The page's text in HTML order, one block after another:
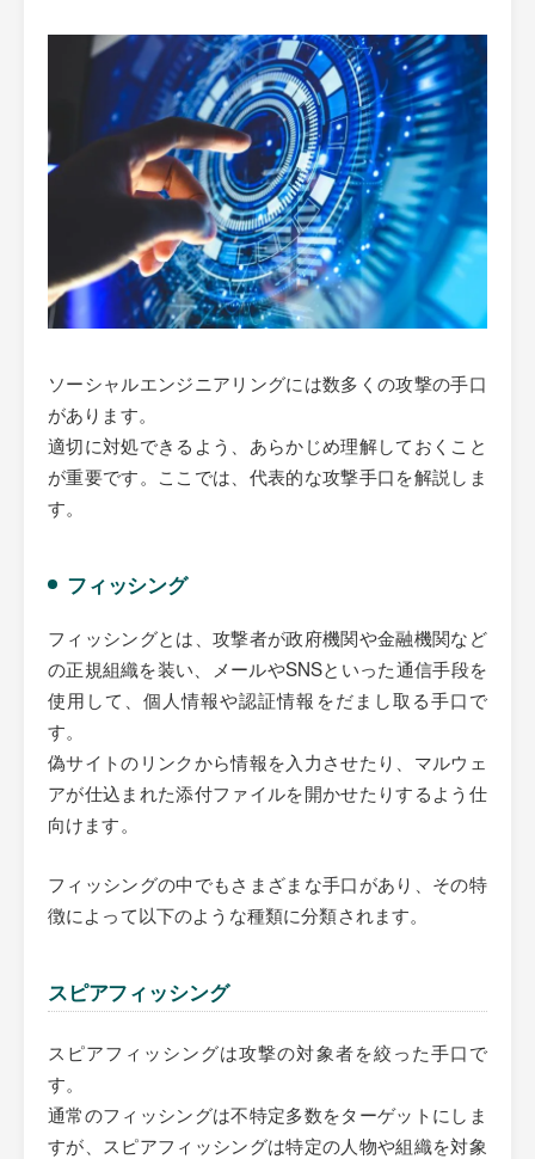
ソーシャルエンジニアリングには数多くの攻撃の手口
があります。
適切に対処できるよう、あらかじめ理解しておくこと
が重要です。ここでは、代表的な攻撃手口を解説しま
す。
フィッシング
フィッシングとは、攻撃者が政府機関や金融機関など
の正規組織を装い、メールやSNSといった通信手段を
使用して、個人情報や認証情報をだまし取る手口で
す。
偽サイトのリンクから情報を入力させたり、マルウェ
アが仕込まれた添付ファイルを開かせたりするよう仕
向けます。
フィッシングの中でもさまざまな手口があり、その特
徴によって以下のような種類に分類されます。
スピアフィッシング
スピアフィッシングは攻撃の対象者を絞った手口で
す。
通常のフィッシングは不特定多数をターゲットにしま
すが、スピアフィッシングは特定の人物や組織を対象